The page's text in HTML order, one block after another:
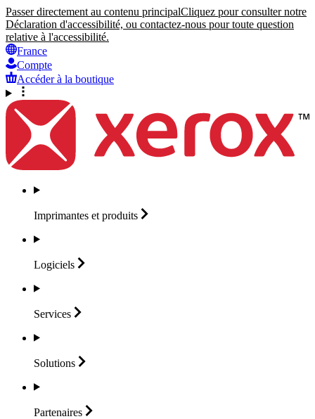
Passer directement au contenu principalCliquez pour consulter notre
Déclaration d'accessibilité, ou contactez-nous pour toute question
relative à l'accessibilité.
France
Compte
Accéder à la boutique
Imprimantes et produits
Logiciels
Services
Solutions
Partenaires